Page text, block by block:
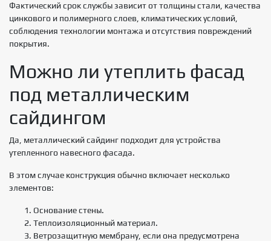
Фактический срок службы зависит от толщины стали, качества
цинкового и полимерного слоев, климатических условий,
соблюдения технологии монтажа и отсутствия повреждений
покрытия.
Можно ли утеплить фасад
под металлическим
сайдингом
Да, металлический сайдинг подходит для устройства
утепленного навесного фасада.
В этом случае конструкция обычно включает несколько
элементов:
Основание стены.
Теплоизоляционный материал.
Ветрозащитную мембрану, если она предусмотрена